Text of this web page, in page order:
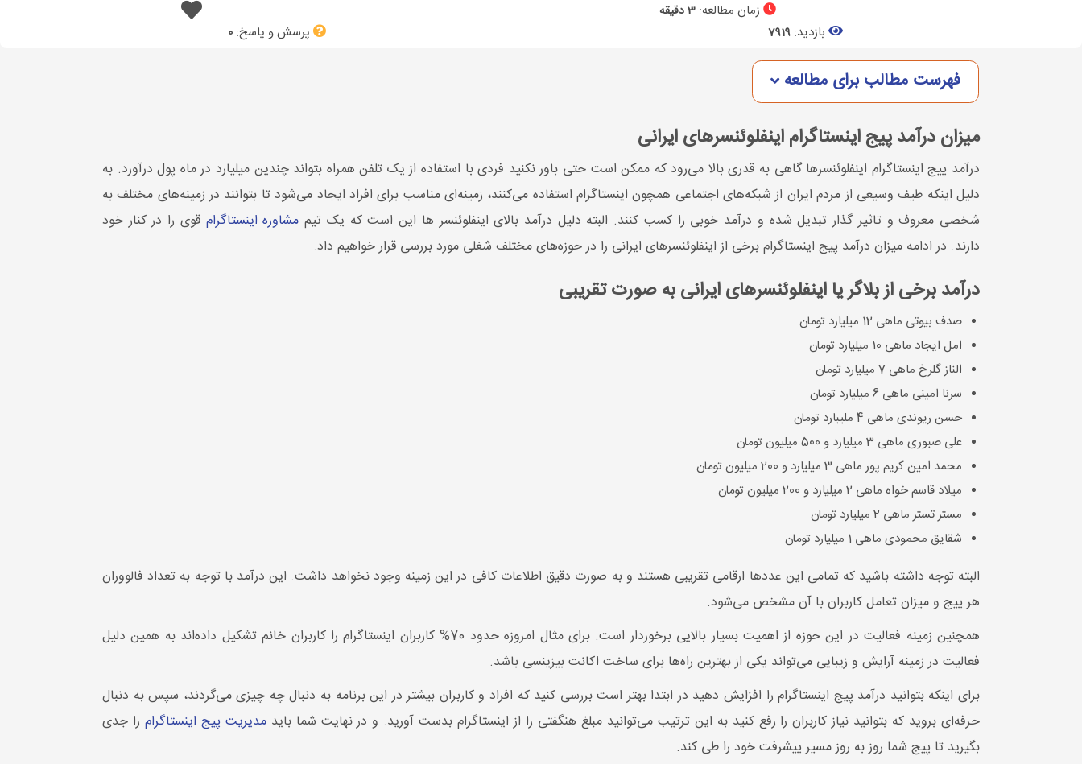
زمان مطالعه:3 دقیقه
بازدید: 7919 پرسش و پاسخ:0
فهرست مطالب برای مطالعه
میزان درآمد پیج اینستاگرام اینفلوئنسرهای ایرانی
درآمد پیج اینستاگرام اینفلوئنسرها گاهی به قدری بالا می‌رود که ممکن است حتی باور نکنید فردی با استفاده از یک تلفن همراه بتواند چندین میلیارد در ماه پول درآورد. به
دلیل اینکه طیف وسیعی از مردم ایران از شبکه‌های اجتماعی همچون اینستاگرام استفاده می‌کنند، زمینه‌ای مناسب برای افراد ایجاد می‌شود تا بتوانند در زمینه‌های مختلف به
شخصی معروف و تاثیر گذار تبدیل شده و درآمد خوبی را کسب کنند. البته دلیل درآمد بالای اینفلوئنسر ها این است که یک تیم مشاوره اینستاگرام قوی را در کنار خود
دارند. در ادامه میزان درآمد پیج اینستاگرام برخی از اینفلوئنسرهای ایرانی را در حوزه‌های مختلف شغلی مورد بررسی قرار خواهیم داد.
درآمد برخی از بلاگر یا اینفلوئنسرهای ایرانی به صورت تقریبی
صدف بیوتی ماهی 12 میلیارد تومان
امل ایجاد ماهی 10 میلیارد تومان
الناز گلرخ ماهی 7 میلیارد تومان
سرنا امینی ماهی 6 میلیارد تومان
حسن ریوندی ماهی 4 ملیبارد تومان
علی صبوری ماهی 3 میلیارد و 500 میلیون تومان
محمد امین کریم پور ماهی 3 میلیارد و 200 میلیون تومان
میلاد قاسم خواه ماهی 2 میلیارد و 200 میلیون تومان
مستر تستر ماهی 2 میلیارد تومان
شقایق محمودی ماهی 1 میلیارد تومان
البته توجه داشته باشید که تمامی این عددها ارقامی تقریبی هستند و به صورت دقیق اطلاعات کافی در این زمینه وجود نخواهد داشت. این درآمد با توجه به تعداد فالووران
هر پیج و میزان تعامل کاربران با آن مشخص می‌شود.
همچنین زمینه فعالیت در این حوزه از اهمیت بسیار بالایی برخوردار است. برای مثال امروزه حدود 70% کاربران اینستاگرام را کاربران خانم تشکیل داده‌اند به همین دلیل
فعالیت در زمینه آرایش و زیبایی می‌تواند یکی از بهترین راه‌ها برای ساخت اکانت بیزینسی باشد.
برای اینکه بتوانید درآمد پیج اینستاگرام را افزایش دهید در ابتدا بهتر است بررسی کنید که افراد و کاربران بیشتر در این برنامه به دنبال چه چیزی می‌گردند، سپس به دنبال
حرفه‌ای بروید که بتوانید نیاز کاربران را رفع کنید به این ترتیب می‌توانید مبلغ هنگفتی را از اینستاگرام بدست آورید. و در نهایت شما بایدمدیریت پیج اینستاگرام را جدی
بگیرید تا پیج شما روز به روز مسیر پیشرفت خود را طی کند.